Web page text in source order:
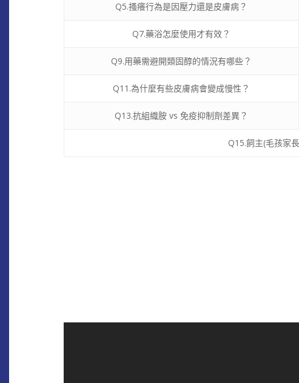
Q5.搔癢行為是因壓力還是皮膚病？
Q7.藥浴怎麼使用才有效？
Q9.用藥需避開類固醇的情況有哪些？
Q11.為什麼有些皮膚病會變成慢性？
Q13.抗組織胺 vs 免疫抑制劑差異？
Q15.飼主(毛孩家